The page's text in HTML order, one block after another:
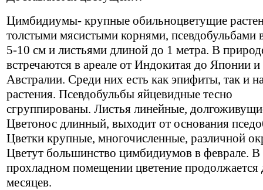
Цимбидиумы- крупные обильноцветущие
толстыми мясистыми корнями, псевдобульбами
5-10 см и листьями длиной до 1 метра. В
встречаются в ареале от Индокитая до Японии и
Австралии. Среди них есть как эпифиты, так и
растения. Псевдобульбы яйцевидные тесно
сгруппированы. Листья линейные,
Цветонос длинный, выходит от основания
Цветки крупные, многочисленные, различной
Цветут большинство цимбидиумов в феврале. В
прохладном помещении цветение продолжается
месяцев.